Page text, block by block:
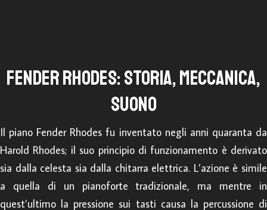
FENDER RHODES: STORIA, MECCANICA,
SUONO
Il piano Fender Rhodes fu inventato negli anni quaranta da
Harold Rhodes; il suo principio di funzionamento è derivato
sia dalla celesta sia dalla chitarra elettrica. L’azione è simile
a quella di un pianoforte tradizionale, ma mentre in
quest’ultimo la pressione sui tasti causa la percussione di